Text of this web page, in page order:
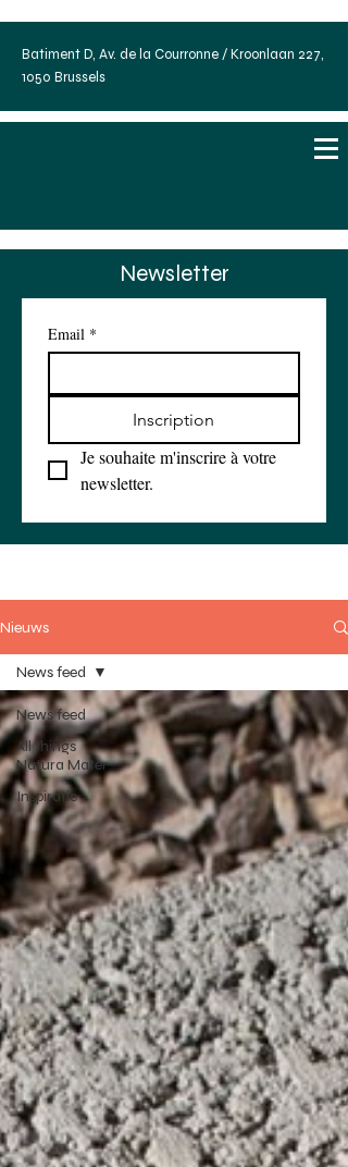
Batiment D, Av. de la Courronne / Kroonlaan 227,
1050 Brussels
Newsletter
Email *
Inscription
Je souhaite m'inscrire à votre
newsletter.
Nieuws
News feed
All things
Natura Mater
Inspiratie
News feed